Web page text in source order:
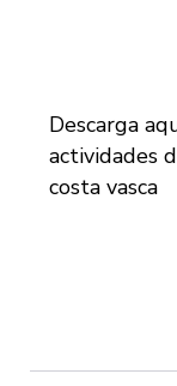
Descarga
actividades
costa vasca